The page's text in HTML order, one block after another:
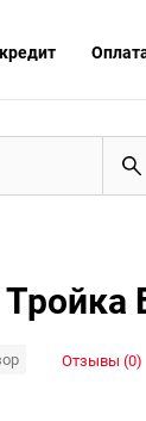
Отзывы (0)